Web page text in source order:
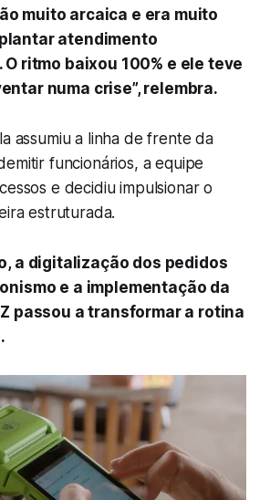
muito arcaica e era muito
atendimento
ritmo baixou 100% e ele teve
numa crise”, relembra.
assumiu a linha de frente da
funcionários, a equipe
e decidiu impulsionar o
estruturada.
a digitalização dos pedidos
e a implementação da
passou a transformar a rotina